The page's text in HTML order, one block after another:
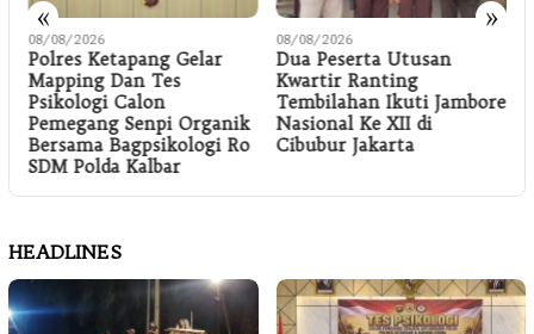
« »
08/08/2026
Polres Ketapang Gelar
Mapping Dan Tes
Psikologi Calon
Pemegang Senpi Organik
Bersama Bagpsikologi Ro
SDM Polda Kalbar
08/08/2026
Dua Peserta Utusan
Kwartir Ranting
Tembilahan Ikuti Jambore
Nasional Ke XII di
Cibubur Jakarta
HEADLINES